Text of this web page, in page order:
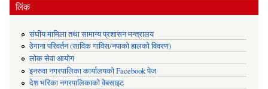
लिंक
संघीय मामिला तथा सामान्य प्रशासन मन्त्रालय
ठेगाना परिवर्तन (साविक गाविस/नपाको हालको विवरण)
लोक सेवा आयोग
इनरुवा नगरपालिका कार्यालयको Facebook पेज
देश भरिका नगरपालिकाको वेबसाइट